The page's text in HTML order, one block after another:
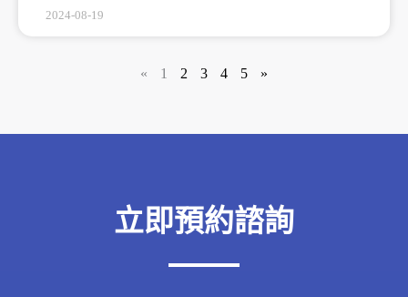
2024-08-19
« 1 2 3 4 5 »
立即預約諮詢